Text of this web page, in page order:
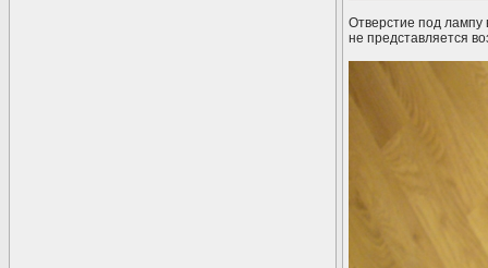
Отверстие под лампу
не представляется